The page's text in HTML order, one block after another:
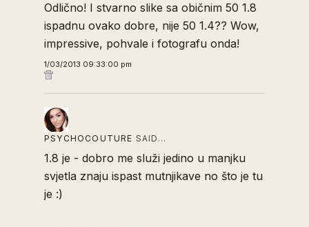
Odlično! I stvarno slike sa običnim 50 1.8
ispadnu ovako dobre, nije 50 1.4?? Wow,
impressive, pohvale i fotografu onda!
1/03/2013 09:33:00 pm
PSYCHOCOUTURE SAID…
1.8 je - dobro me služi jedino u manjku
svjetla znaju ispast mutnjikave no što je tu
je :)